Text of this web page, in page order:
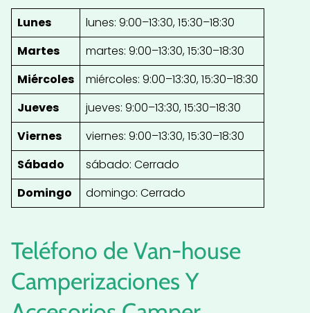
Lunes
lunes: 9:00–13:30, 15:30–18:30
Martes
martes: 9:00–13:30, 15:30–18:30
Miércoles
miércoles: 9:00–13:30, 15:30–18:30
Jueves
jueves: 9:00–13:30, 15:30–18:30
Viernes
viernes: 9:00–13:30, 15:30–18:30
Sábado
sábado: Cerrado
Domingo
domingo: Cerrado
Teléfono de Van-house
Camperizaciones Y